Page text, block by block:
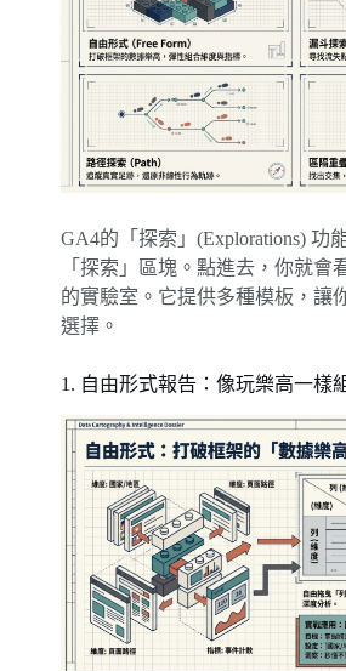
GA4的「探索」(Explorations) 功
「探索」區塊。點進去，你就會
的實驗室。它提供多種模板，讓
選擇。
1. 自由形式報告：像玩樂高一樣